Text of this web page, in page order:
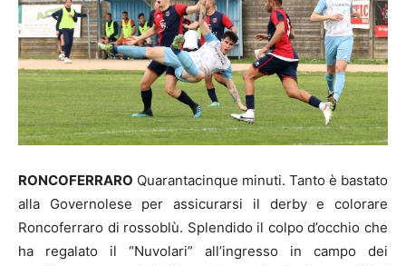
RONCOFERRARO Quarantacinque minuti. Tanto è bastato
alla Governolese per assicurarsi il derby e colorare
Roncoferraro di rossoblù. Splendido il colpo d’occhio che
ha regalato il “Nuvolari” all’ingresso in campo dei